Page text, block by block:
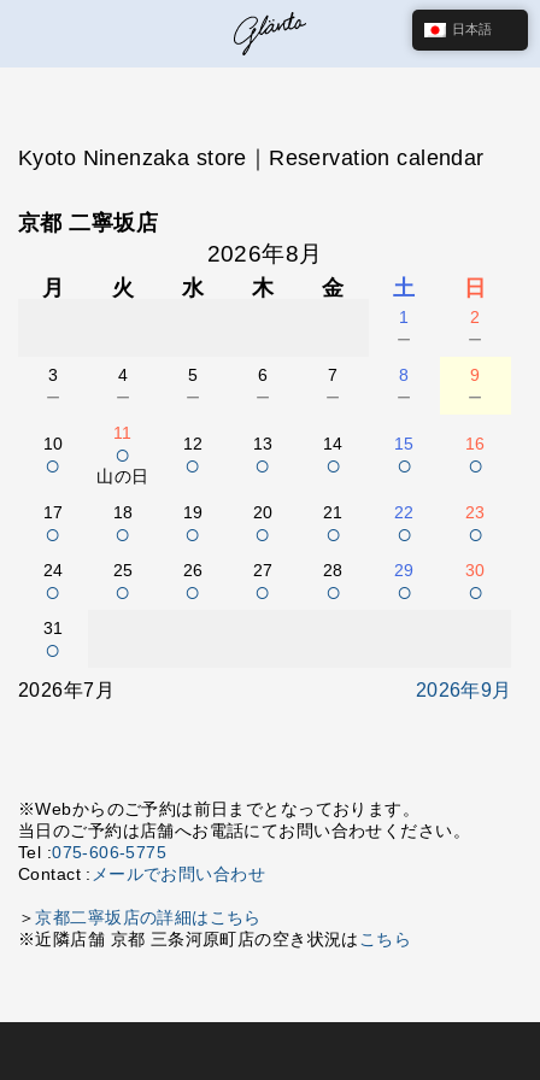
Kyoto Ninenzaka store｜Reservation calendar
京都 二寧坂店
2026年8月
月 火 水 木 金 土 日
1
－
2
－
3
－
4
－
5
－
6
－
7
－
8
－
9
－
10
○
11
○
山の日
12
○
13
○
14
○
15
○
16
○
17
○
18
○
19
○
20
○
21
○
22
○
23
○
24
○
25
○
26
○
27
○
28
○
29
○
30
○
31
○
2026年7月 2026年9月
※Webからのご予約は前日までとなっております。
当日のご予約は店舗へお電話にてお問い合わせください。
Tel :075-606-5775
Contact : メールでお問い合わせ
＞京都二寧坂店の詳細はこちら
※近隣店舗 京都 三条河原町店の空き状況は こちら
日本語